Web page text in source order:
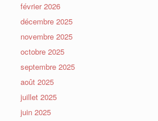
février 2026
décembre 2025
novembre 2025
octobre 2025
septembre 2025
août 2025
juillet 2025
juin 2025